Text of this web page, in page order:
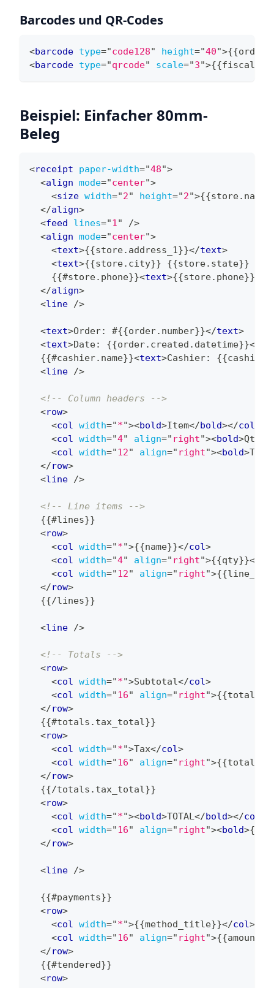
Barcodes und QR-Codes
<barcode type="code128" height="40">
<barcode type="qrcode" scale="3">
Beispiel: Einfacher 80mm-
Beleg
<receipt paper-width="48">
<align mode="center">
<size width="2" height="2">
</align>
<feed lines="1"
/>
<align mode="center">
<text>{{store.address_1}}</text>
<text>{{store.city}} {{store.state}}
    {{#store.phone}}
<text>{{store.phone}}
</align>
<line />
<text>Order: #{{order.number}}</text>
<text>Date: {{order.created.datetime}}</
  {{#cashier.name}}
<text>Cashier:
<line />
<!-- Column headers -->
<row>
<col width="*"><bold>Item</bold></col
<col width="4" align=" right"><bold>Qty
<col width="12" align=" right"><bold>
</row>
<line />
<!-- Line items -->
  {{#lines}}
<row>
<col width="*">{{name}}</col>
<col width="4" align=" right">{{qty}}</
<col width="12" align=" right">
</row>
  {{/lines}}
<line />
<!-- Totals -->
<row>
<col width="*">Subtotal</col>
<col width="16" align=" right">
</row>
  {{#totals.tax_total}}
<row>
<col width="*">Tax</col>
<col width="16" align=" right">
</row>
  {{/totals.tax_total}}
<row>
<col width="*"><bold>TOTAL</bold></col
<col width="16" align=" right"><bold>
</row>
<line />
  {{#payments}}
<row>
<col width="*">{{method_title}}</col>
<col width="16" align=" right">
</row>
  {{#tendered}}
<row>